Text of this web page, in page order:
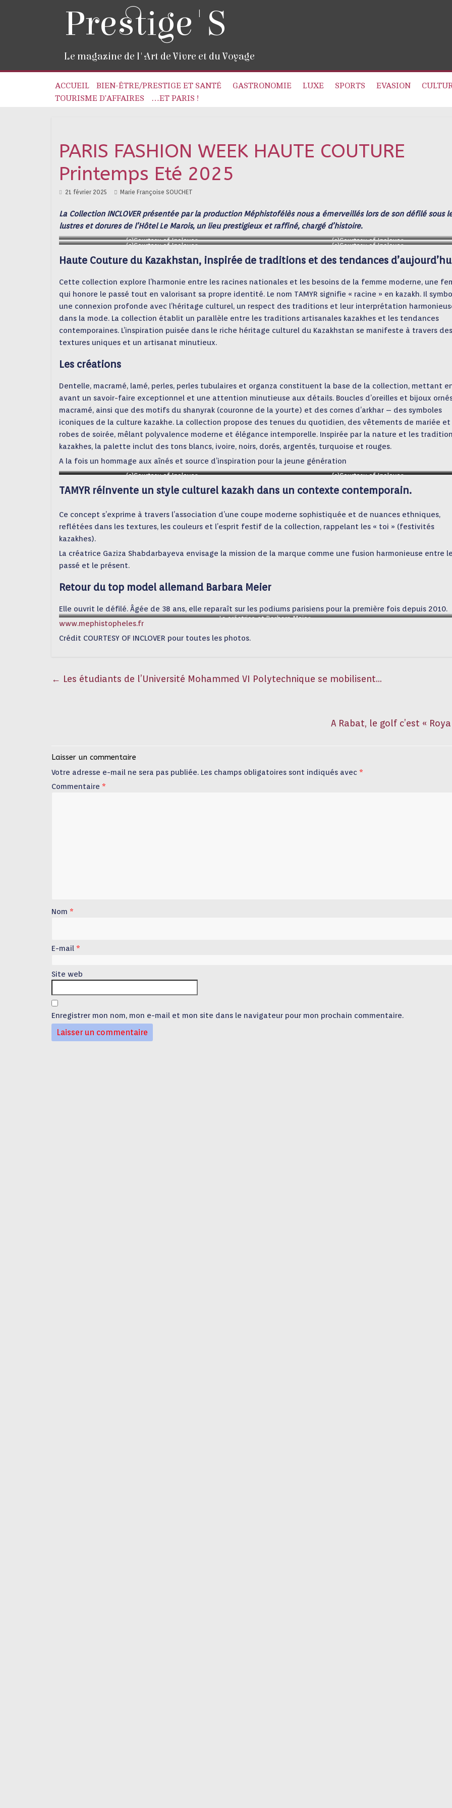
Prestige'S
Le magazine de l'Art de Vivre et du Voyage
ACCUEIL BIEN-ÊTRE/PRESTIGE ET SANTÉ GASTRONOMIE LUXE SPORTS EVASION
TOURISME D’AFFAIRES
…ET PARIS !
PARIS FASHION WEEK HAUTE COUTURE
Printemps Eté 2025
21 février 2025 Marie Françoise SOUCHET
La Collection INCLOVER présentée par la production Méphistofélès nous a émerveillés lors de son défilé sous
lustres et dorures de l’Hôtel Le Marois, un lieu prestigieux et raffiné, chargé d’histoire.
(c)Courtesy of Inclover (c)Courtesy of Inclover
(c)Courtesy of Inclover (c)Courtesy of Inclover
Haute Couture du Kazakhstan, inspirée de traditions et des tendances
Cette collection explore l’harmonie entre les racines nationales et les besoins de la femme moderne, une
qui honore le passé tout en valorisant sa propre identité. Le nom TAMYR signifie « racine » en kazakh. Il
une connexion profonde avec l’héritage culturel, un respect des traditions et leur interprétation
dans la mode. La collection établit un parallèle entre les traditions artisanales kazakhes et les tendances
contemporaines. L’inspiration puisée dans le riche héritage culturel du Kazakhstan se manifeste à travers des
textures uniques et un artisanat minutieux.
Les créations
Dentelle, macramé, lamé, perles, perles tubulaires et organza constituent la base de la collection, mettant
avant un savoir-faire exceptionnel et une attention minutieuse aux détails. Boucles d’oreilles et bijoux
macramé, ainsi que des motifs du shanyrak (couronne de la yourte) et des cornes d’arkhar – des symboles
iconiques de la culture kazakhe. La collection propose des tenues du quotidien, des vêtements de mariée et
robes de soirée, mêlant polyvalence moderne et élégance intemporelle. Inspirée par la nature et les
kazakhes, la palette inclut des tons blancs, ivoire, noirs, dorés, argentés, turquoise et rouges.
A la fois un hommage aux aînés et source d’inspiration pour la jeune génération
(c)Courtesy of Inclover (c)Courtesy of Inclover
(c)Courtesy of Inclover (c)Courtesy of Inclover
TAMYR réinvente un style culturel kazakh dans un contexte contemporain.
Ce concept s’exprime à travers l’association d’une coupe moderne sophistiquée et de nuances ethniques,
reflétées dans les textures, les couleurs et l’esprit festif de la collection, rappelant les « toi » (festivités
kazakhes).
La créatrice Gaziza Shabdarbayeva envisage la mission de la marque comme une fusion harmonieuse entre
passé et le présent.
Retour du top model allemand Barbara Meier
Elle ouvrit le défilé. Âgée de 38 ans, elle reparaît sur les podiums parisiens pour la première fois depuis 2010.
La créatrice et Barbara Meier
www.mephistopheles.fr
Crédit COURTESY OF INCLOVER pour toutes les photos.
← Les étudiants de l’Université Mohammed VI Polytechnique se mobilisent…
A Rabat, le golf c’est «
Laisser un commentaire
Votre adresse e-mail ne sera pas publiée. Les champs obligatoires sont indiqués avec *
Commentaire *
Nom *
E-mail *
Site web
Enregistrer mon nom, mon e-mail et mon site dans le navigateur pour mon prochain commentaire.